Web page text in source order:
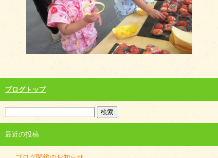
ブログトップ
最近の投稿